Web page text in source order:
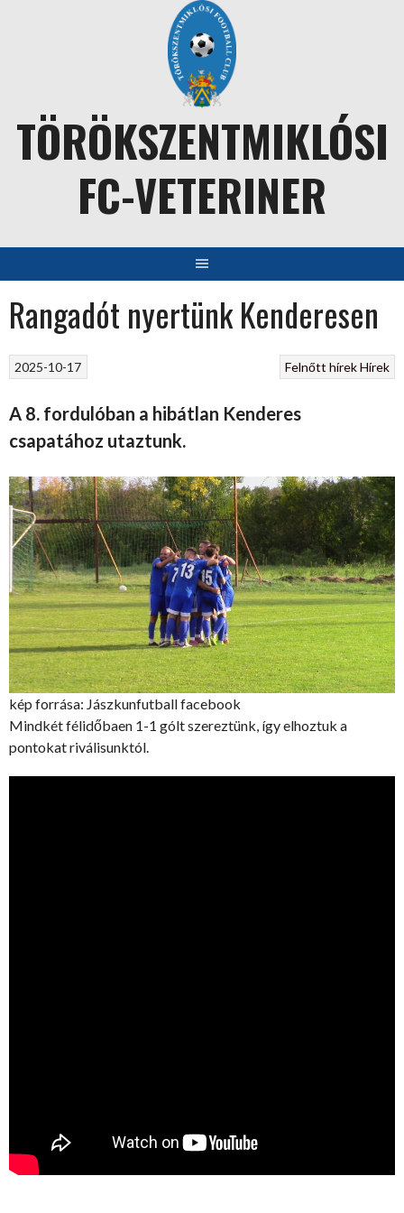
TÖRÖKSZENTMIKLÓSI
FC-VETERINER
Rangadót nyertünk Kenderesen
Felnőtt hírekHírek
2025-10-17
A 8. fordulóban a hibátlan Kenderes
csapatához utaztunk.
kép forrása: Jászkunfutball facebook
Mindkét félidőbaen 1-1 gólt szereztünk, így elhoztuk a
pontokat riválisunktól.